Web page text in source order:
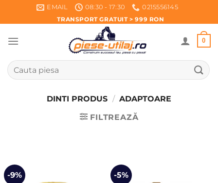
EMAIL 08:30 - 17:30
0215556145
TRANSPORT GRATUIT > 999 RON
0
Caută
după:
DINTI PRODUS / ADAPTOARE
FILTREAZĂ
-9% -5%